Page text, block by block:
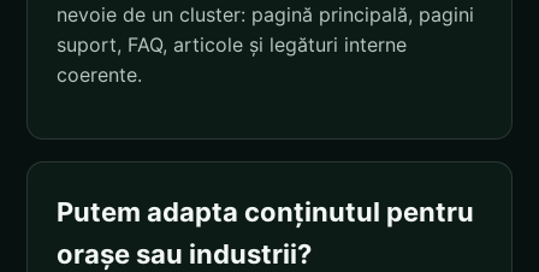
nevoie de un cluster: pagină principală, pagini
suport, FAQ, articole și legături interne
coerente.
Putem adapta conținutul pentru
orașe sau industrii?